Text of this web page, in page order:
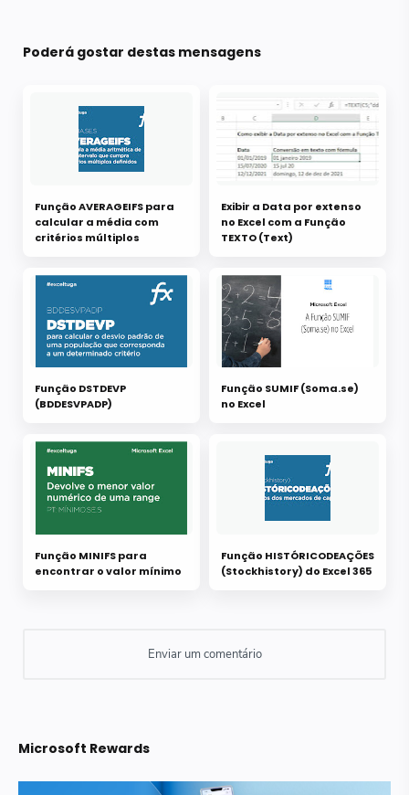
Poderá gostar destas mensagens
Função AVERAGEIFS para
calcular a média com
critérios múltiplos
Exibir a Data por extenso
no Excel com a Função
TEXTO (Text)
Função DSTDEVP
(BDDESVPADP)
Função SUMIF (Soma.se)
no Excel
Função MINIFS para
encontrar o valor mínimo
Função HISTÓRICODEAÇÕES
(Stockhistory) do Excel 365
Microsoft Rewards